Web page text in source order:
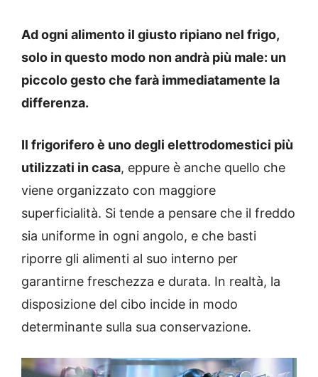
Ad ogni alimento il giusto ripiano nel frigo,
solo in questo modo non andrà più male: un
piccolo gesto che farà immediatamente la
differenza.
Il frigorifero è uno degli elettrodomestici più
utilizzati in casa, eppure è anche quello che
viene organizzato con maggiore
superficialità. Si tende a pensare che il freddo
sia uniforme in ogni angolo, e che basti
riporre gli alimenti al suo interno per
garantirne freschezza e durata. In realtà, la
disposizione del cibo incide in modo
determinante sulla sua conservazione.